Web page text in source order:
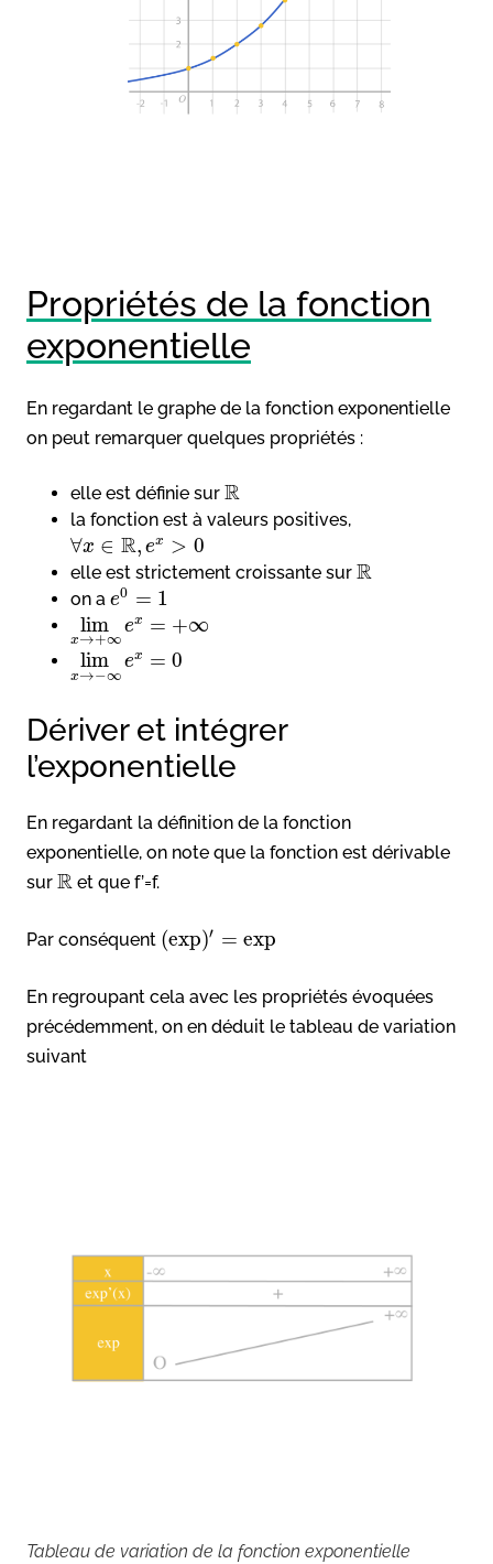
Propriétés de la fonction
exponentielle
En regardant le graphe de la fonction exponentielle
on peut remarquer quelques propriétés :
elle est définie sur R
la fonction est à valeurs positives,
∀x ∈ R, ex > 0
elle est strictement croissante sur R
on a e0 = 1
lim
x→+∞
ex = +∞
lim
x→−∞
ex = 0
Dériver et intégrer
l’exponentielle
En regardant la définition de la fonction
exponentielle, on note que la fonction est dérivable
sur R et que f’=f.
Par conséquent (exp)′ = exp
En regroupant cela avec les propriétés évoquées
précédemment, on en déduit le tableau de variation
suivant
Tableau de variation de la fonction exponentielle